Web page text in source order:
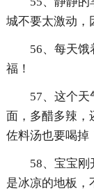
城不要太激动
56、每天
福！
57、这个
面，多醋多辣，
佐料汤也要喝掉
58、宝宝刚
是冰凉的地板，